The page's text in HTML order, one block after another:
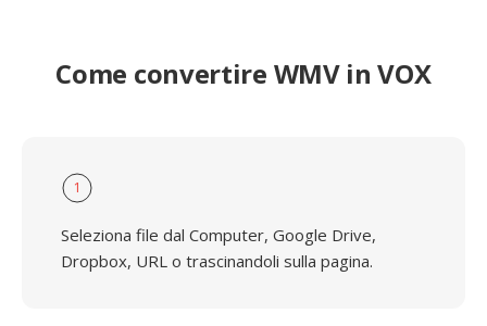
Come convertire WMV in VOX
1
Seleziona file dal Computer, Google Drive,
Dropbox, URL o trascinandoli sulla pagina.